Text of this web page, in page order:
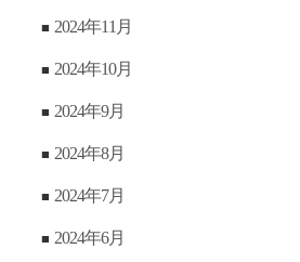
2024年11月
2024年10月
2024年9月
2024年8月
2024年7月
2024年6月